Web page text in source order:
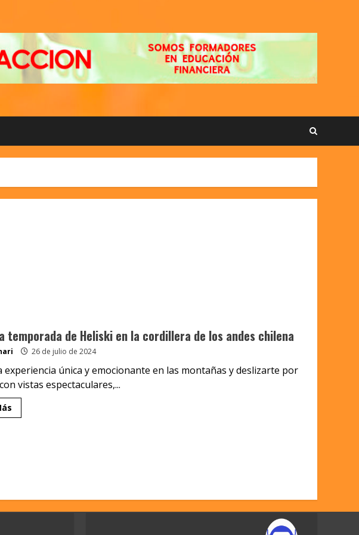
temporada de Heliski en la cordillera de los andes chilena
26 de julio de 2024
experiencia única y emocionante en las montañas y deslizarte por
vistas espectaculares,...